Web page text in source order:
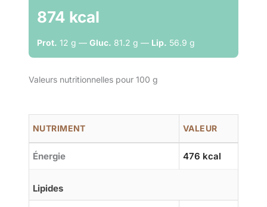
874 kcal
Prot. 12 g — Gluc. 81.2 g — Lip. 56.9 g
Valeurs nutritionnelles pour 100 g
NUTRIMENT VALEUR
Énergie 476 kcal
Lipides